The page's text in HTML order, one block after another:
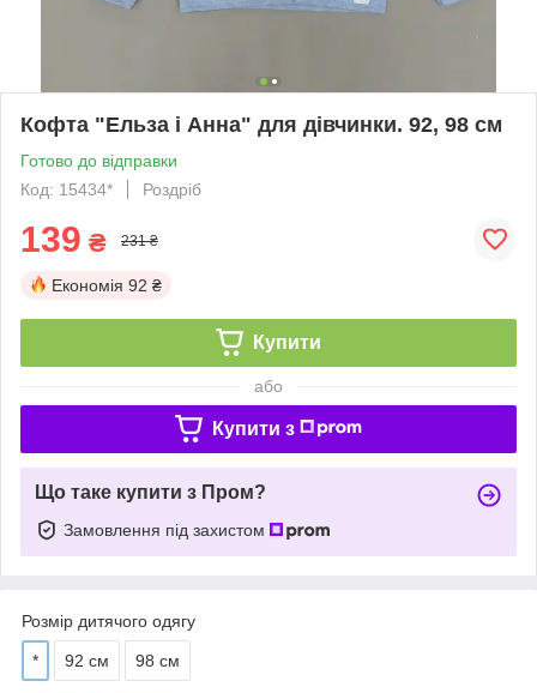
Кофта "Ельза і Анна" для дівчинки. 92, 98 см
Готово до відправки
Код: 15434*
Роздріб
139 ₴ 231 ₴
Економія 92 ₴
Купити
або
Купити з
Що таке купити з Пром?
Замовлення під захистом
Розмір дитячого одягу
* 92 см 98 см